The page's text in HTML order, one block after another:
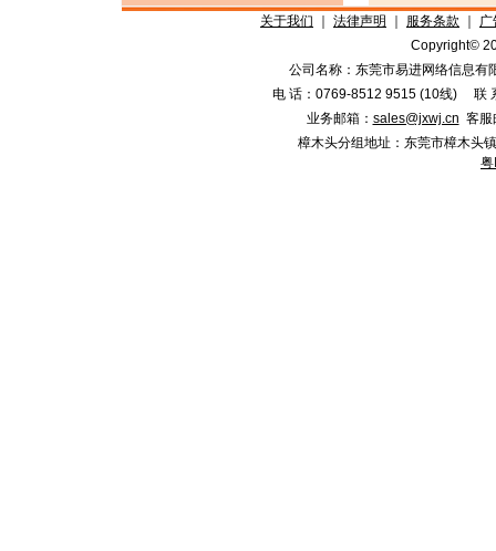
关于我们 法律声明 服务条款
广
Copyright©
公司名称：东莞市易进网络信息
电 话：0769-8512 9515 (10线) 联
业务邮箱： sales@jxwj.cn 客服
樟木头分组地址：东莞市樟木头